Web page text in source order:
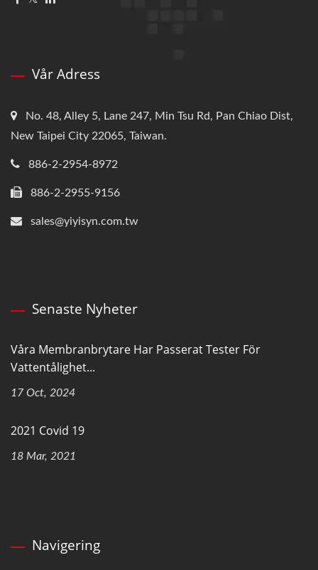
Vår Adress
No. 48, Alley 5, Lane 247, Min Tsu Rd, Pan Chiao Dist,
New Taipei City 22065, Taiwan.
886-2-2954-8972
886-2-2955-9156
sales@yiyisyn.com.tw
Senaste Nyheter
Våra Membranbrytare Har Passerat Tester För
Vattentålighet...
17 Oct, 2024
2021 Covid 19
18 Mar, 2021
Navigering